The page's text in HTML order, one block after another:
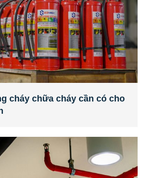
cháy chữa cháy cần có cho